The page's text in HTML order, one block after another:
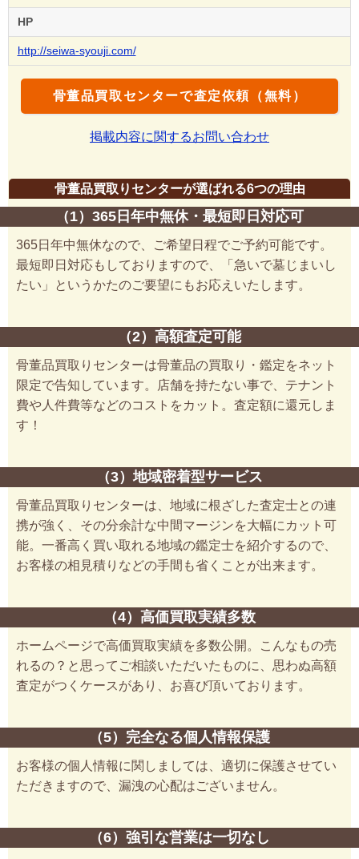
HP
http://seiwa-syouji.com/
骨董品買取センターで査定依頼（無料）
掲載内容に関するお問い合わせ
骨董品買取りセンターが選ばれる6つの理由
（1）365日年中無休・最短即日対応可
365日年中無休なので、ご希望日程でご予約可能です。
最短即日対応もしておりますので、「急いで墓じまいし
たい」というかたのご要望にもお応えいたします。
（2）高額査定可能
骨董品買取りセンターは骨董品の買取り・鑑定をネット
限定で告知しています。店舗を持たない事で、テナント
費や人件費等などのコストをカット。査定額に還元しま
す！
（3）地域密着型サービス
骨董品買取りセンターは、地域に根ざした査定士との連
携が強く、その分余計な中間マージンを大幅にカット可
能。一番高く買い取れる地域の鑑定士を紹介するので、
お客様の相見積りなどの手間も省くことが出来ます。
（4）高価買取実績多数
ホームページで高価買取実績を多数公開。こんなもの売
れるの？と思ってご相談いただいたものに、思わぬ高額
査定がつくケースがあり、お喜び頂いております。
（5）完全なる個人情報保護
お客様の個人情報に関しましては、適切に保護させてい
ただきますので、漏洩の心配はございません。
（6）強引な営業は一切なし